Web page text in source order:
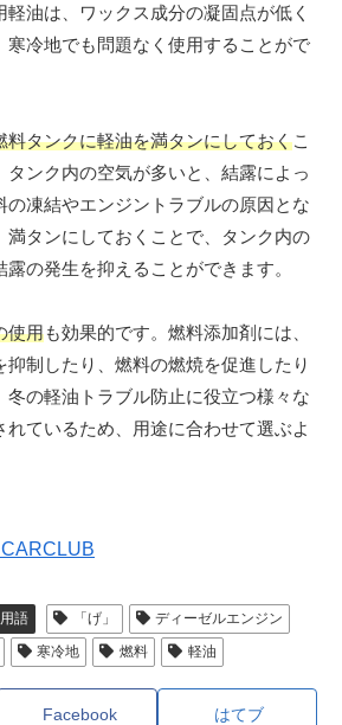
軽油は、ワックス成分の凝固点が低く
寒冷地でも問題なく使用することがで
料タンクに軽油を満タンにしておくこ
タンク内の空気が多いと、結露によっ
の凍結やエンジントラブルの原因とな
満タンにしておくことで、タンク内の
の発生を抑えることができます。
使用も効果的です。燃料添加剤には、
抑制したり、燃料の燃焼を促進したり
冬の軽油トラブル防止に役立つ様々な
ているため、用途に合わせて選ぶよ
語 「げ」
ディーゼルエンジン
寒冷地 燃料 軽油
Facebook はてブ